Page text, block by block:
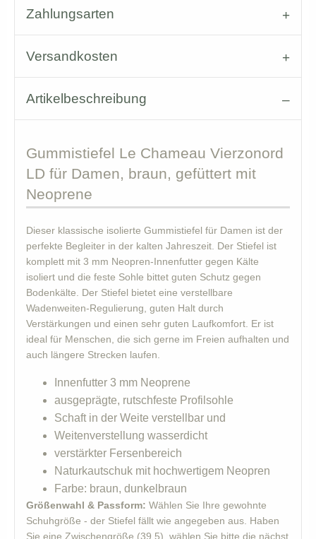
Zahlungsarten
Versandkosten
Artikelbeschreibung
Gummistiefel Le Chameau Vierzonord
LD für Damen, braun, gefüttert mit
Neoprene
Dieser klassische isolierte Gummistiefel für Damen ist der
perfekte Begleiter in der kalten Jahreszeit. Der Stiefel ist
komplett mit 3 mm Neopren-Innenfutter gegen Kälte
isoliert und die feste Sohle bittet guten Schutz gegen
Bodenkälte. Der Stiefel bietet eine verstellbare
Wadenweiten-Regulierung, guten Halt durch
Verstärkungen und einen sehr guten Laufkomfort. Er ist
ideal für Menschen, die sich gerne im Freien aufhalten und
auch längere Strecken laufen.
Innenfutter 3 mm Neoprene
ausgeprägte, rutschfeste Profilsohle
Schaft in der Weite verstellbar und
Weitenverstellung wasserdicht
verstärkter Fersenbereich
Naturkautschuk mit hochwertigem Neopren
Farbe: braun, dunkelbraun
Größenwahl & Passform: Wählen Sie Ihre gewohnte
Schuhgröße - der Stiefel fällt wie angegeben aus. Haben
Sie eine Zwischengröße (39,5), wählen Sie bitte die nächst